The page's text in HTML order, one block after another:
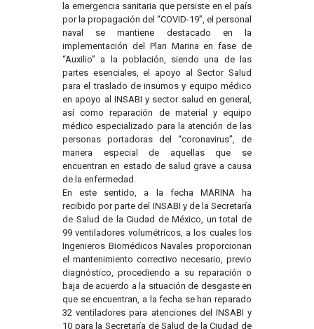
la emergencia sanitaria que persiste en el país
por la propagación del “COVID-19”, el personal
naval se mantiene destacado en la
implementación del Plan Marina en fase de
“Auxilio” a la población, siendo una de las
partes esenciales, el apoyo al Sector Salud
para el traslado de insumos y equipo médico
en apoyo al INSABI y sector salud en general,
así como reparación de material y equipo
médico especializado para la atención de las
personas portadoras del “coronavirus”, de
manera especial de aquellas que se
encuentran en estado de salud grave a causa
de la enfermedad.
En este sentido, a la fecha MARINA ha
recibido por parte del INSABI y de la Secretaría
de Salud de la Ciudad de México, un total de
99 ventiladores volumétricos, a los cuales los
Ingenieros Biomédicos Navales proporcionan
el mantenimiento correctivo necesario, previo
diagnóstico, procediendo a su reparación o
baja de acuerdo a la situación de desgaste en
que se encuentran, a la fecha se han reparado
32 ventiladores para atenciones del INSABI y
10 para la Secretaría de Salud de la Ciudad de